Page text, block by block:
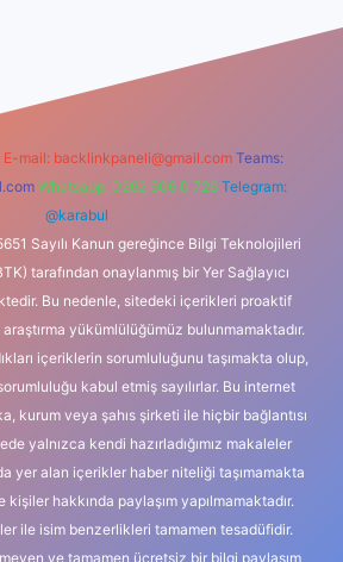
E-mail: backlinkpaneli@gmail.com Teams:
Whatsapp: 0262 606 0 726 Telegram:
@karabul
Sayılı Kanun gereğince Bilgi Teknolojileri
tarafından onaylanmış bir Yer Sağlayıcı
Bu nedenle, sitedeki içerikleri proaktif
yükümlülüğümüz bulunmamaktadır.
içeriklerin sorumluluğunu taşımakta olup,
kabul etmiş sayılırlar. Bu internet
kurum veya şahıs şirketi ile hiçbir bağlantısı
yalnızca kendi hazırladığımız makaleler
yer alan içerikler haber niteliği taşımamakta
hakkında paylaşım yapılmamaktadır.
ile isim benzerlikleri tamamen tesadüfidir.
ve tamamen ücretsiz bir bilgi paylaşım